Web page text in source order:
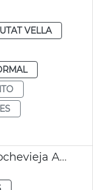
VELLA
Campanadas infantiles y Nochevieja Ayuntamiento València